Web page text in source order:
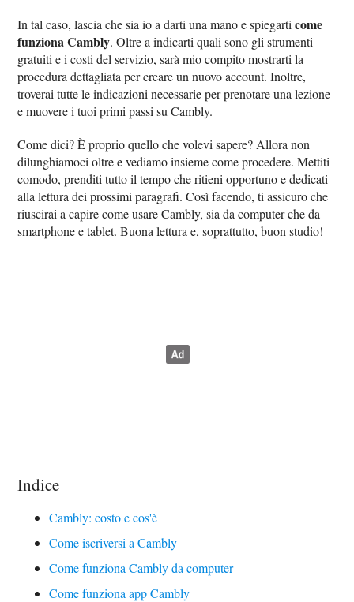
In tal caso, lascia che sia io a darti una mano e spiegarticome
funziona Cambly. Oltre a indicarti quali sono gli strumenti
gratuiti e i costi del servizio, sarà mio compito mostrarti la
procedura dettagliata per creare un nuovo account. Inoltre,
troverai tutte le indicazioni necessarie per prenotare una lezione
e muovere i tuoi primi passi su Cambly.
Come dici? È proprio quello che volevi sapere? Allora non
dilunghiamoci oltre e vediamo insieme come procedere. Mettiti
comodo, prenditi tutto il tempo che ritieni opportuno e dedicati
alla lettura dei prossimi paragrafi. Così facendo, ti assicuro che
riuscirai a capire come usare Cambly, sia da computer che da
smartphone e tablet. Buona lettura e, soprattutto, buon studio!
Indice
Cambly: costo e cos'è
Come iscriversi a Cambly
Come funziona Cambly da computer
Come funziona app Cambly